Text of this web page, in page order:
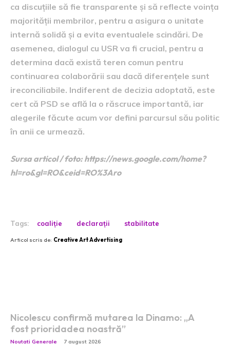
ca discuțiile să fie transparente și să reflecte voința
majorității membrilor, pentru a asigura o unitate
internă solidă și a evita eventualele scindări. De
asemenea, dialogul cu USR va fi crucial, pentru a
determina dacă există teren comun pentru
continuarea colaborării sau dacă diferențele sunt
ireconciliabile. Indiferent de decizia adoptată, este
cert că PSD se află la o răscruce importantă, iar
alegerile făcute acum vor defini parcursul său politic
în anii ce urmează.
Sursa articol / foto: https://news.google.com/home?
hl=ro&gl=RO&ceid=RO%3Aro
Tags: coaliție declarații stabilitate
Articol scris de: Creative Art Advertising
Nicolescu confirmă mutarea la Dinamo: „A
fost prioridadea noastră”
Noutati Generale 7 august 2026